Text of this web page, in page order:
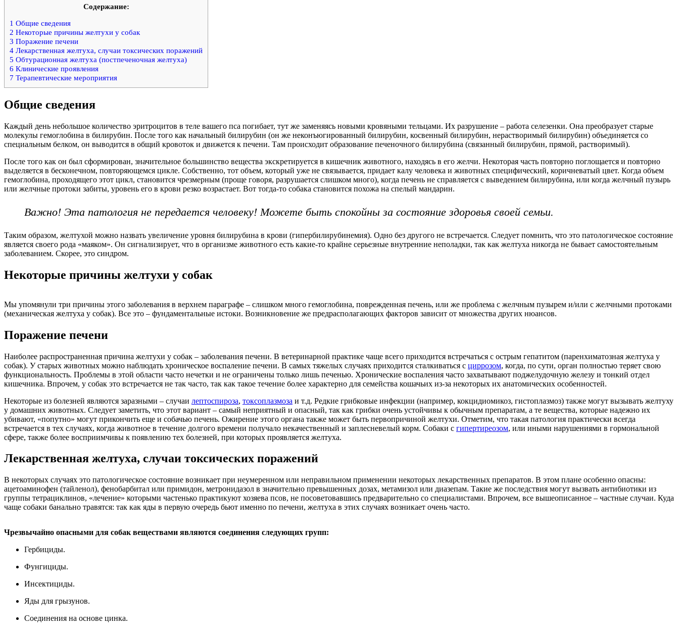
Содержание:
1 Общие сведения
2 Некоторые причины желтухи у собак
3 Поражение печени
4 Лекарственная желтуха, случаи токсических поражений
5 Обтурационная желтуха (постпеченочная желтуха)
6 Клинические проявления
7 Терапевтические мероприятия
Общие сведения
Каждый день небольшое количество эритроцитов в теле вашего пса погибает, тут же заменяясь новыми кровяными тельцами. Их разрушение – работа селезенки. Она преобразует старые
молекулы гемоглобина в билирубин. После того как начальный билирубин (он же неконъюгированный билирубин, косвенный билирубин, нерастворимый билирубин) объединяется со
специальным белком, он выводится в общий кровоток и движется к печени. Там происходит образование печеночного билирубина (связанный билирубин, прямой, растворимый).
После того как он был сформирован, значительное большинство вещества экскретируется в кишечник животного, находясь в его желчи. Некоторая часть повторно поглощается и повторно
выделяется в бесконечном, повторяющемся цикле. Собственно, тот объем, который уже не связывается, придает калу человека и животных специфический, коричневатый цвет. Когда объем
гемоглобина, проходящего этот цикл, становится чрезмерным (проще говоря, разрушается слишком много), когда печень не справляется с выведением билирубина, или когда желчный пузырь
или желчные протоки забиты, уровень его в крови резко возрастает. Вот тогда-то собака становится похожа на спелый мандарин.
Важно! Эта патология не передается человеку! Можете быть спокойны за состояние здоровья своей семьи.
Таким образом, желтухой можно назвать увеличение уровня билирубина в крови (гипербилирубинемия). Одно без другого не встречается. Следует помнить, что это патологическое состояние
является своего рода «маяком». Он сигнализирует, что в организме животного есть какие-то крайне серьезные внутренние неполадки, так как желтуха никогда не бывает самостоятельным
заболеванием. Скорее, это синдром.
Некоторые причины желтухи у собак
Мы упомянули три причины этого заболевания в верхнем параграфе – слишком много гемоглобина, поврежденная печень, или же проблема с желчным пузырем и/или с желчными протоками
(механическая желтуха у собак). Все это – фундаментальные истоки. Возникновение же предрасполагающих факторов зависит от множества других нюансов.
Поражение печени
Наиболее распространенная причина желтухи у собак – заболевания печени. В ветеринарной практике чаще всего приходится встречаться с острым гепатитом (паренхиматозная желтуха у
собак). У старых животных можно наблюдать хроническое воспаление печени. В самых тяжелых случаях приходится сталкиваться с циррозом, когда, по сути, орган полностью теряет свою
функциональность. Проблемы в этой области часто нечетки и не ограничены только лишь печенью. Хронические воспаления часто захватывают поджелудочную железу и тонкий отдел
кишечника. Впрочем, у собак это встречается не так часто, так как такое течение более характерно для семейства кошачьих из-за некоторых их анатомических особенностей.
Некоторые из болезней являются заразными – случаи лептоспироза, токсоплазмоза и т.д. Редкие грибковые инфекции (например, кокцидиомикоз, гистоплазмоз) также могут вызывать желтуху
у домашних животных. Следует заметить, что этот вариант – самый неприятный и опасный, так как грибки очень устойчивы к обычным препаратам, а те вещества, которые надежно их
убивают, «попутно» могут прикончить еще и собачью печень. Ожирение этого органа также может быть первопричиной желтухи. Отметим, что такая патология практически всегда
встречается в тех случаях, когда животное в течение долгого времени получало некачественный и заплесневелый корм. Собаки с гипертиреозом, или иными нарушениями в гормональной
сфере, также более восприимчивы к появлению тех болезней, при которых проявляется желтуха.
Лекарственная желтуха, случаи токсических поражений
В некоторых случаях это патологическое состояние возникает при неумеренном или неправильном применении некоторых лекарственных препаратов. В этом плане особенно опасны:
ацетоаминофен (тайленол), фенобарбитал или примидон, метронидазол в значительно превышенных дозах, метамизол или диазепам. Такие же последствия могут вызвать антибиотики из
группы тетрациклинов, «лечение» которыми частенько практикуют хозяева псов, не посоветовавшись предварительно со специалистами. Впрочем, все вышеописанное – частные случаи. Куда
чаще собаки банально травятся: так как яды в первую очередь бьют именно по печени, желтуха в этих случаях возникает очень часто.
Чрезвычайно опасными для собак веществами являются соединения следующих групп:
Гербициды.
Фунгициды.
Инсектициды.
Яды для грызунов.
Соединения на основе цинка.